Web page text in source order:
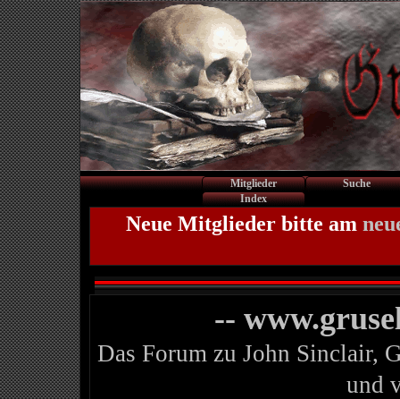
Mitglieder
Suche
Index
Neue Mitglieder bitte am
--
Das Forum zu John Sinclair,
und